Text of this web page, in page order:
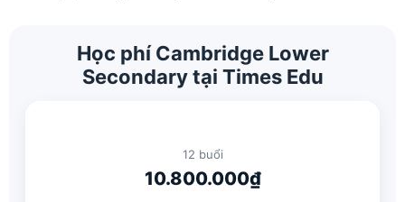
Học phí Cambridge Lower
Secondary tại Times Edu
12 buổi
10.800.000₫